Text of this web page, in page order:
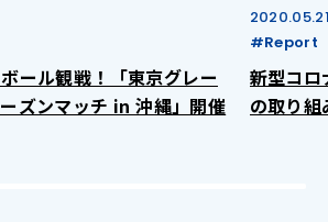
ール観戦！「東京グレー
ズンマッチ in 沖縄」開催
#Report
新型コロ
の取り組